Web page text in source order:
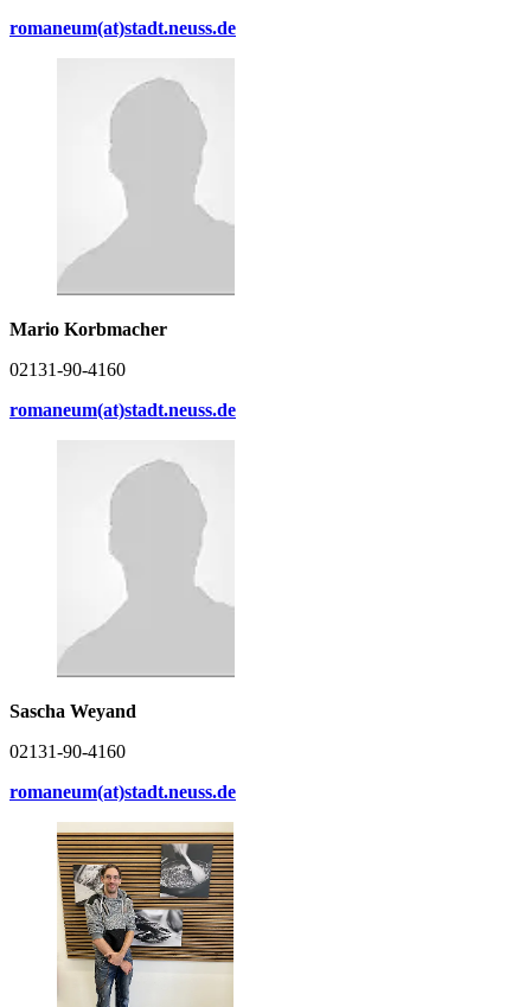
romaneum(at)stadt.neuss.de
Mario Korbmacher
02131-90-4160
romaneum(at)stadt.neuss.de
Sascha Weyand
02131-90-4160
romaneum(at)stadt.neuss.de